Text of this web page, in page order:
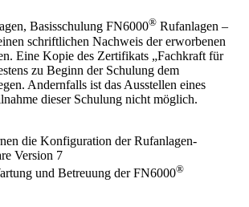
Basisschulung FN6000® Rufanlagen –
schriftlichen Nachweis der erworbenen
Eine Kopie des Zertifikats „Fachkraft für
zu Beginn der Schulung dem
Andernfalls ist das Ausstellen eines
dieser Schulung nicht möglich.
die Konfiguration der Rufanlagen-
Version 7
und Betreuung der FN6000®